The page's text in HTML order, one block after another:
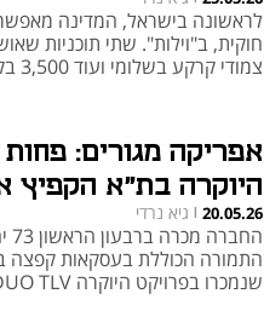
לראשונה בישראל, המדינה
צמודי קרקע בשלומי ועוד 3,500 בקריית שמונה
אפריקה מגורים:
היוקרה בת"א הקפיץ
20.05.26
| גיא נרדי
שנמכרו בפרויקט היוקרה DUO TLV